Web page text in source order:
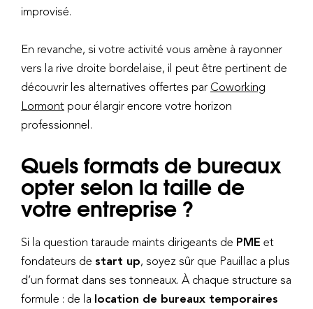
improvisé.
En revanche, si votre activité vous amène à rayonner
vers la rive droite bordelaise, il peut être pertinent de
découvrir les alternatives offertes par Coworking
Lormont pour élargir encore votre horizon
professionnel.
Quels formats de bureaux
opter selon la taille de
votre entreprise ?
Si la question taraude maints dirigeants de PME et
fondateurs de start up, soyez sûr que Pauillac a plus
d’un format dans ses tonneaux. À chaque structure sa
formule : de la location de bureaux temporaires